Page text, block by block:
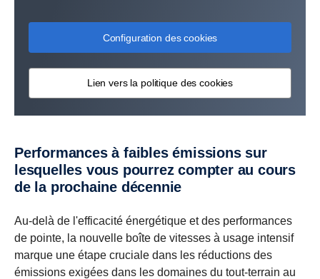
Configuration des cookies
Lien vers la politique des cookies
Performances à faibles émissions sur
lesquelles vous pourrez compter au cours
de la prochaine décennie
Au-delà de l'efficacité énergétique et des performances
de pointe, la nouvelle boîte de vitesses à usage intensif
marque une étape cruciale dans les réductions des
émissions exigées dans les domaines du tout-terrain au